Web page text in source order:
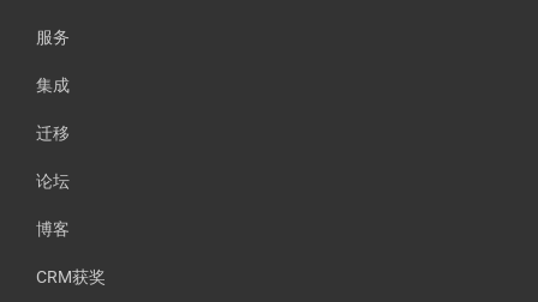
服务
集成
迁移
论坛
博客
CRM获奖